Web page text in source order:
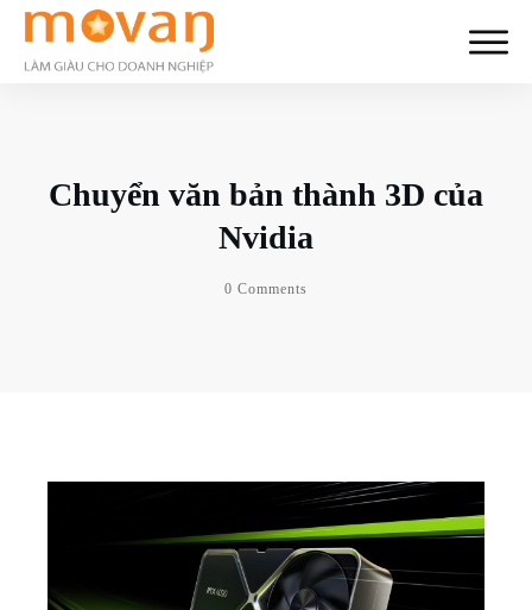
Chuyển văn bản thành 3D của
Nvidia
0 Comments